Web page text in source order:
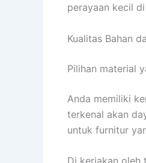
perayaan kecil
Kualitas Bahan
Pilihan material
Anda memiliki
terkenal akan
untuk furnitur